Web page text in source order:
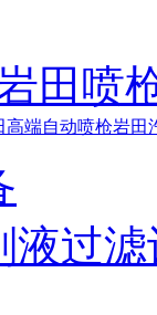
田喷
高端自动喷枪岩田
液过